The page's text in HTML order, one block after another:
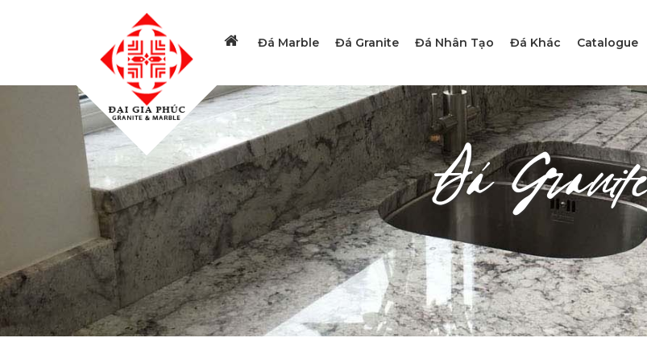
Đá Marble Đá Granite Đá Nhân Tạo Đá Khác Catalogue
Đá Granite